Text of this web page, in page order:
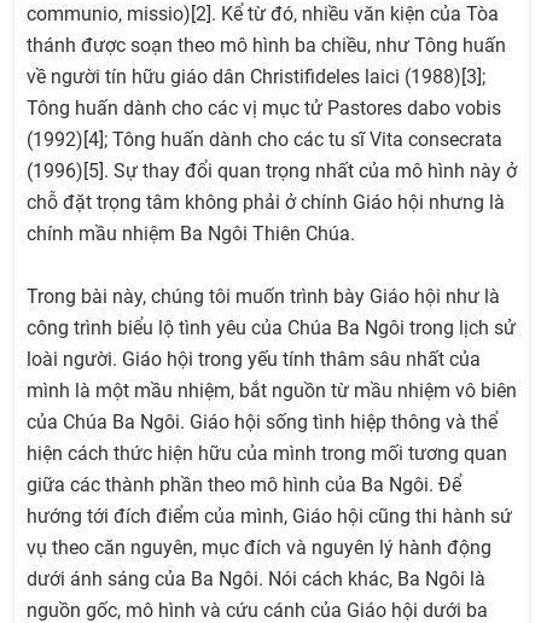
communio, missio)[2]. Kể từ đó, nhiều văn kiện của Tòa
thánh được soạn theo mô hình ba chiều, như Tông huấn
về người tín hữu giáo dân Christifideles laici (1988)[3];
Tông huấn dành cho các vị mục tử Pastores dabo vobis
(1992)[4]; Tông huấn dành cho các tu sĩ Vita consecrata
(1996)[5]. Sự thay đổi quan trọng nhất của mô hình này ở
chỗ đặt trọng tâm không phải ở chính Giáo hội nhưng là
chính mầu nhiệm Ba Ngôi Thiên Chúa.
Trong bài này, chúng tôi muốn trình bày Giáo hội như là
công trình biểu lộ tình yêu của Chúa Ba Ngôi trong lịch sử
loài người. Giáo hội trong yếu tính thâm sâu nhất của
mình là một mầu nhiệm, bắt nguồn từ mầu nhiệm vô biên
của Chúa Ba Ngôi. Giáo hội sống tình hiệp thông và thể
hiện cách thức hiện hữu của mình trong mối tương quan
giữa các thành phần theo mô hình của Ba Ngôi. Để
hướng tới đích điểm của mình, Giáo hội cũng thi hành sứ
vụ theo căn nguyên, mục đích và nguyên lý hành động
dưới ánh sáng của Ba Ngôi. Nói cách khác, Ba Ngôi là
nguồn gốc, mô hình và cứu cánh của Giáo hội dưới ba